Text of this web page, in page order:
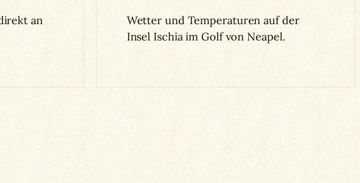
an
Wetter und Temperaturen auf der
Insel Ischia im Golf von Neapel.